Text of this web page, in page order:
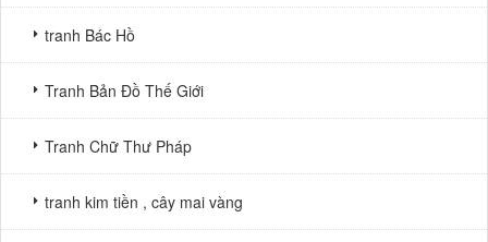
tranh Bác Hồ
Tranh Bản Đồ Thế Giới
Tranh Chữ Thư Pháp
tranh kim tiền , cây mai vàng